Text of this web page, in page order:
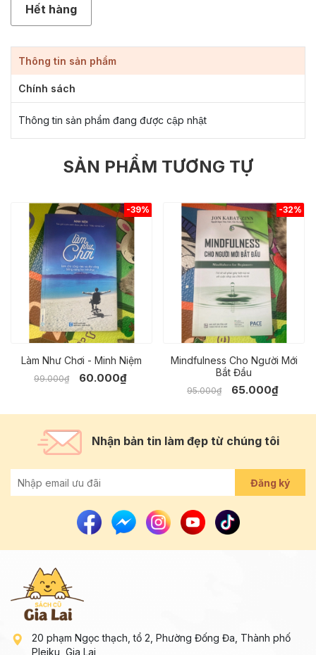
Hết hàng
Thông tin sản phẩm
Chính sách
Thông tin sản phẩm đang được cập nhật
SẢN PHẨM TƯƠNG TỰ
-39%
Làm Như Chơi - Minh Niệm
99.000₫ 60.000₫
-32%
Mindfulness Cho Người Mới
Bắt Đầu
95.000₫ 65.000₫
Nhận bản tin làm đẹp từ chúng tôi
Đăng ký
20 phạm Ngọc thạch, tổ 2, Phường Đống Đa, Thành phố
Pleiku, Gia Lai